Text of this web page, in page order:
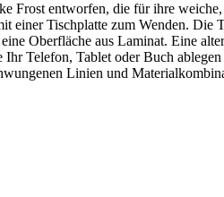
Frost entworfen, die für ihre
einer Tischplatte zum Wenden.
Oberfläche aus Laminat. Eine
Telefon, Tablet oder Buch
Linien und